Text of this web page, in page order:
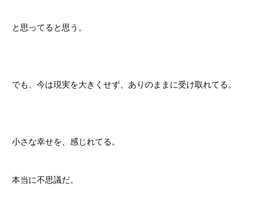
と思ってると思う。
でも、今は現実を大きくせず、ありのままに受け取れてる。
小さな幸せを、感じれてる。
本当に不思議だ。